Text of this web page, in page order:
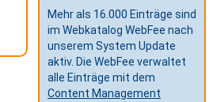
Mehr als 16.000 Einträge sind
im Webkatalog WebFee nach
unserem System Update
aktiv. Die WebFee verwaltet
alle Einträge mit dem
Content Management